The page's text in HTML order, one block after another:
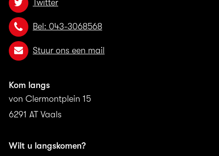
Twitter
Bel: 043-3068568
Stuur ons een mail
Kom langs
von Clermontplein 15
6291 AT Vaals
Wilt u langskomen?